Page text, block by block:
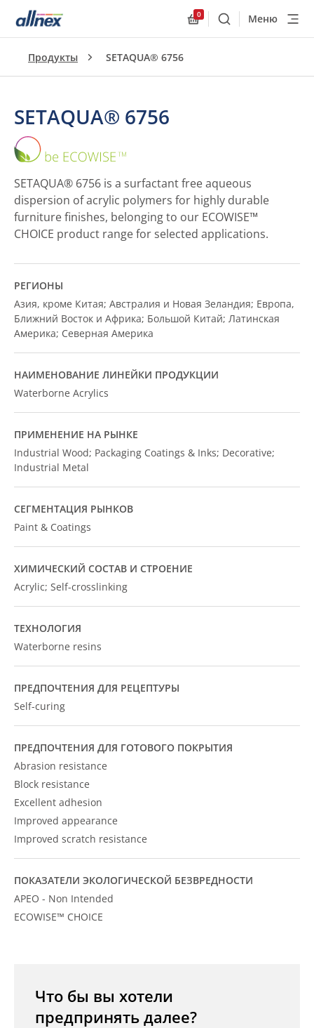
0
ПоискМеню
Продукты SETAQUA® 6756
SETAQUA® 6756
6756
SETAQUA® 6756 is a surfactant free aqueous
dispersion of acrylic polymers for highly durable
furniture finishes, belonging to our ECOWISE™
CHOICE product range for selected applications.
РЕГИОНЫ
Азия, кроме Китая; Австралия и Новая Зеландия; Европа,
Ближний Восток и Африка; Большой Китай; Латинская
Америка; Северная Америка
НАИМЕНОВАНИЕ ЛИНЕЙКИ ПРОДУКЦИИ
Waterborne Acrylics
ПРИМЕНЕНИЕ НА РЫНКЕ
Industrial Wood; Packaging Coatings & Inks; Decorative;
Industrial Metal
СЕГМЕНТАЦИЯ РЫНКОВ
Paint & Coatings
ХИМИЧЕСКИЙ СОСТАВ И СТРОЕНИЕ
Acrylic; Self-crosslinking
ТЕХНОЛОГИЯ
Waterborne resins
ПРЕДПОЧТЕНИЯ ДЛЯ РЕЦЕПТУРЫ
Self-curing
ПРЕДПОЧТЕНИЯ ДЛЯ ГОТОВОГО ПОКРЫТИЯ
Abrasion resistance
Block resistance
Excellent adhesion
Improved appearance
Improved scratch resistance
ПОКАЗАТЕЛИ ЭКОЛОГИЧЕСКОЙ БЕЗВРЕДНОСТИ
APEO - Non Intended
ECOWISE™ CHOICE
Что бы вы хотели
предпринять далее?